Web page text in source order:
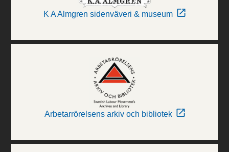
K A Almgren sidenväveri & museum
Arbetarrörelsens arkiv och bibliotek